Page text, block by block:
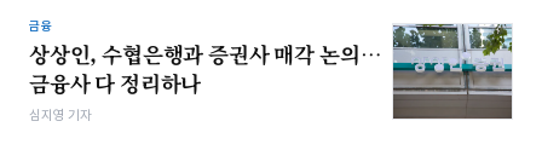
금융
상상인, 수협은행과 증권사 매각 논의…
금융사 다 정리하나
심지영 기자